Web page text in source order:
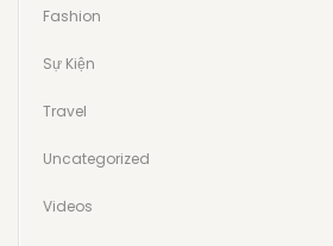
Fashion
Sự Kiện
Travel
Uncategorized
Videos